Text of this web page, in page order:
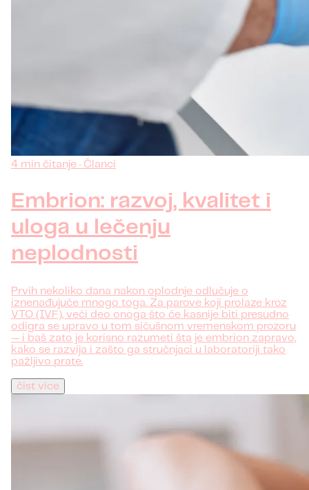
4 min čitanje · Članci
Embrion: razvoj, kvalitet i
uloga u lečenju
neplodnosti
Prvih nekoliko dana nakon oplodnje odlučuje o
iznenađujuće mnogo toga. Za parove koji prolaze kroz
VTO (IVF), veći deo onoga što će kasnije biti presudno
odigra se upravo u tom sićušnom vremenskom prozoru
— i baš zato je korisno razumeti šta je embrion zapravo,
kako se razvija i zašto ga stručnjaci u laboratoriji tako
pažljivo prate.
číst více